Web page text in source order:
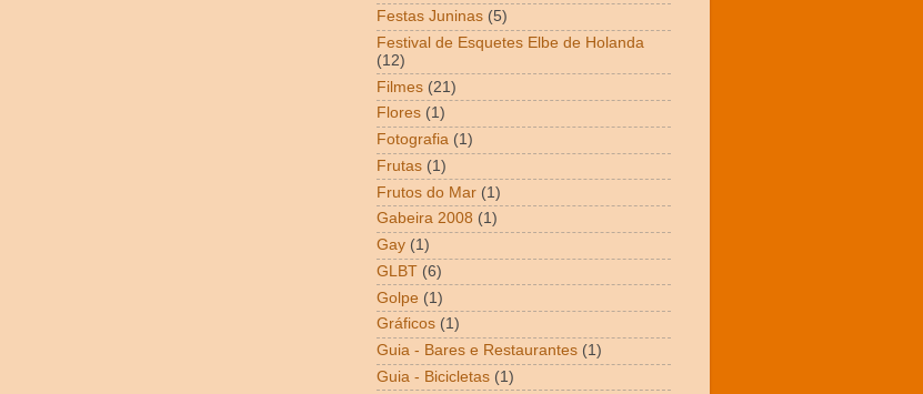
Festas Juninas (5)
Festival de Esquetes Elbe de Holanda
(12)
Filmes (21)
Flores (1)
Fotografia (1)
Frutas (1)
Frutos do Mar (1)
Gabeira 2008 (1)
Gay (1)
GLBT (6)
Golpe (1)
Gráficos (1)
Guia - Bares e Restaurantes (1)
Guia - Bicicletas (1)